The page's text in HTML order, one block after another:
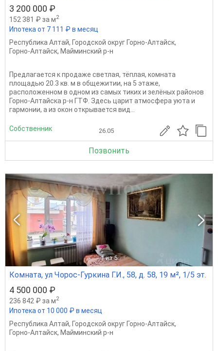
3 200 000 ₽
152 381 ₽ за м2
Ипотека от 7 111 ₽ в месяц
Республика Алтай, Городской округ Горно-Алтайск,
Горно-Алтайск, Майминский р-н
Предлагается к продаже светлая, тёплая, комната
площадью 20.3 кв. м в общежитии, на 5 этаже,
расположенном в одном из самых тиких и зелёных районов
Горно-Алтайска р-н ГТФ. Здесь царит атмосфера уюта и
гармонии, а из окон открывается вид...
Собственник 26.05
Позвонить
1 из 5
Комната, ул Чорос-Гуркина Г.И., 58, д. 58, 19 м², 1/5 эт.
4 500 000 ₽
236 842 ₽ за м2
Ипотека от 10 000 ₽ в месяц
Республика Алтай, Городской округ Горно-Алтайск,
Горно-Алтайск, Майминский р-н